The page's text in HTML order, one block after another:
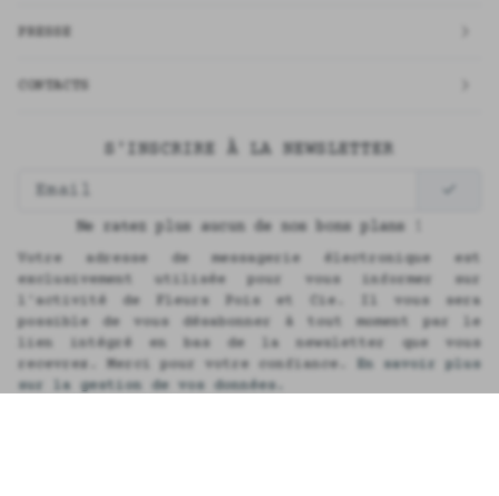
PRESSE
CONTACTS
S'INSCRIRE À LA NEWSLETTER
Ne ratez plus aucun de nos bons plans !
Votre adresse de messagerie électronique est
exclusivement utilisée pour vous informer sur
l'activité de Fleurs Pois et Cie. Il vous sera
possible de vous désabonner à tout moment par le
lien intégré en bas de la newsletter que vous
recevrez. Merci pour votre confiance.
En savoir plus
sur la gestion de vos données.